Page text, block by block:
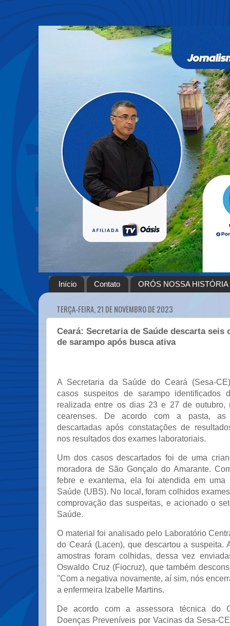
Início Contato ORÓS NOSSA HISTÓRIA
TERÇA-FEIRA, 21 DE NOVEMBRO DE 2023
Ceará: Secretaria de Saúde descarta seis
de sarampo após busca ativa
A Secretaria da Saúde do Ceará (Sesa-
casos suspeitos de sarampo identificados
realizada entre os dias 23 e 27 de outubro,
cearenses. De acordo com a pasta, as
descartadas após constatações de
nos resultados dos exames laboratoriais.
Um dos casos descartados foi de uma
moradora de São Gonçalo do Amarante.
febre e exantema, ela foi atendida em uma
Saúde (UBS). No local, foram colhidos
comprovação das suspeitas, e acionado o
Saúde.
O material foi analisado pelo Laboratório
do Ceará (Lacen), que descartou a suspeita.
amostras foram colhidas, dessa vez
Oswaldo Cruz (Fiocruz), que também
"Com a negativa novamente, aí sim, nós
a enfermeira Izabelle Martins.
De acordo com a assessora técnica do
Doenças Preveníveis por Vacinas da Sesa-